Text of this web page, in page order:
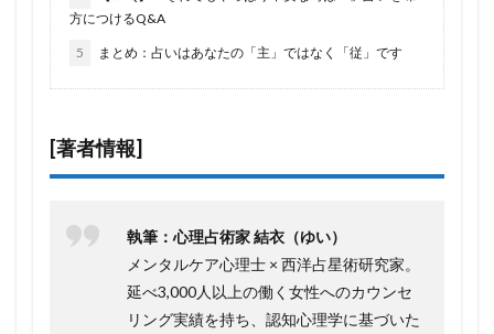
方につけるQ&A
5 まとめ：占いはあなたの「主」ではなく「従」です
[著者情報]
執筆：心理占術家 結衣（ゆい）
メンタルケア心理士 × 西洋占星術研究家。
延べ3,000人以上の働く女性へのカウンセ
リング実績を持ち、認知心理学に基づいた